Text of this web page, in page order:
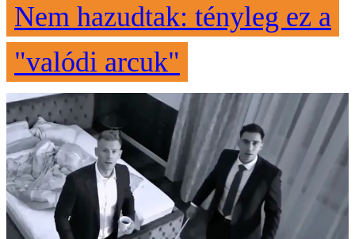
Nem hazudtak: tényleg ez a
"valódi arcuk"